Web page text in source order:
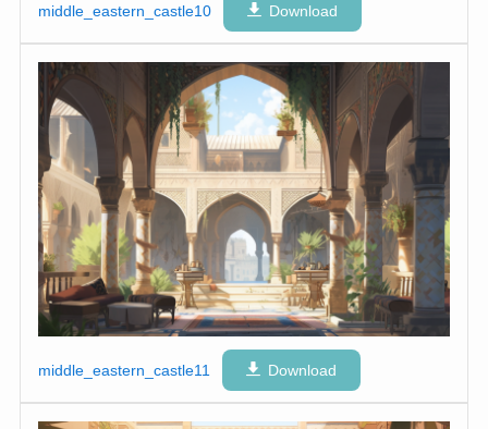
middle_eastern_castle10 Download
middle_eastern_castle11 Download